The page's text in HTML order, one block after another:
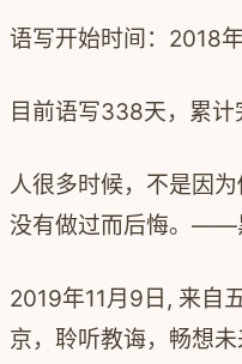
语写开始时间：2018
目前语写338天，累
人很多时候，不是因
没有做过而后悔。——
2019年11月9日, 来自
京，聆听教诲，畅想未